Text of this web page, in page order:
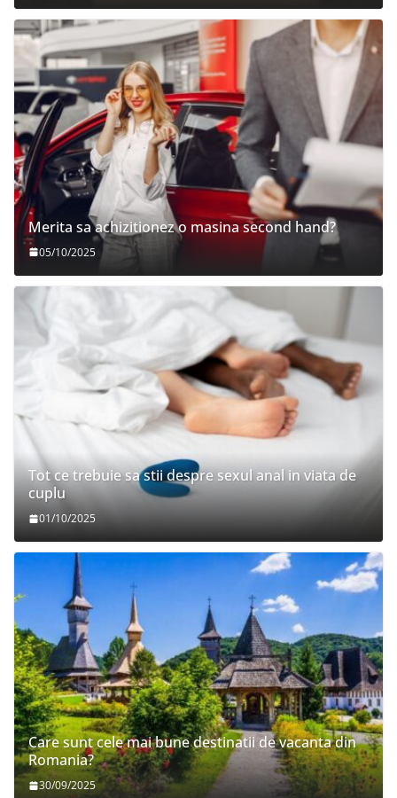
Merita sa achizitionez o masina second hand?
05/10/2025
Tot ce trebuie sa stii despre sexul anal in viata de
cuplu
01/10/2025
Care sunt cele mai bune destinatii de vacanta din
Romania?
30/09/2025